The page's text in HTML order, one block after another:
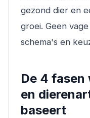
gezond dier en
groei. Geen
schema's en
De 4 fasen
en
baseert